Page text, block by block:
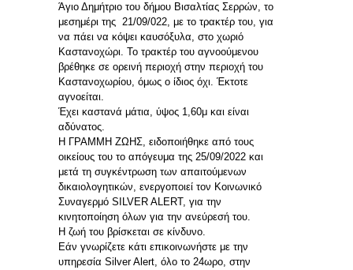
Άγιο Δημήτριο του δήμου Βισαλτίας Σερρών, το
μεσημέρι της 21/09/022, με το τρακτέρ του, για
να πάει να κόψει καυσόξυλα, στο χωριό
Καστανοχώρι. Το τρακτέρ του αγνοούμενου
βρέθηκε σε ορεινή περιοχή στην περιοχή του
Καστανοχωρίου, όμως ο ίδιος όχι. Έκτοτε
αγνοείται.
Έχει καστανά μάτια, ύψος 1,60μ και είναι
αδύνατος.
Η ΓΡΑΜΜΗ ΖΩΗΣ, ειδοποιήθηκε από τους
οικείους του το απόγευμα της 25/09/2022 και
μετά τη συγκέντρωση των απαιτούμενων
δικαιολογητικών, ενεργοποιεί τον Κοινωνικό
Συναγερμό SILVER ALERT, για την
κινητοποίηση όλων για την ανεύρεσή του.
Η ζωή του βρίσκεται σε κίνδυνο.
Εάν γνωρίζετε κάτι επικοινωνήστε με την
υπηρεσία Silver Alert, όλο το 24ωρο, στην